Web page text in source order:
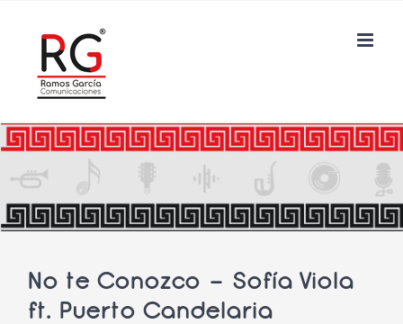
contenido
No te Conozco – Sofía Viola
ft. Puerto Candelaria